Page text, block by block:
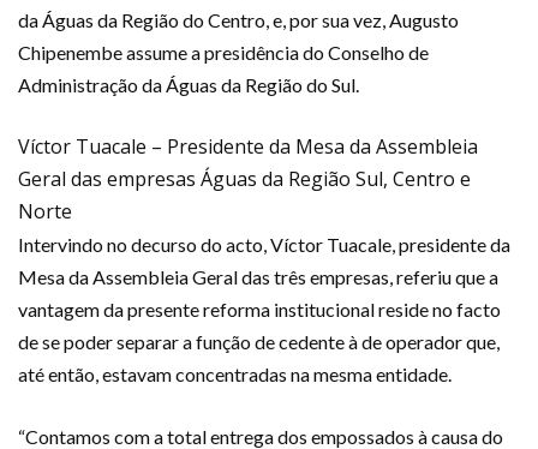
da Águas da Região do Centro, e, por sua vez, Augusto
Chipenembe assume a presidência do Conselho de
Administração da Águas da Região do Sul.
Víctor Tuacale – Presidente da Mesa da Assembleia
Geral das empresas Águas da Região Sul, Centro e
Norte
Intervindo no decurso do acto, Víctor Tuacale, presidente da
Mesa da Assembleia Geral das três empresas, referiu que a
vantagem da presente reforma institucional reside no facto
de se poder separar a função de cedente à de operador que,
até então, estavam concentradas na mesma entidade.
“Contamos com a total entrega dos empossados à causa do